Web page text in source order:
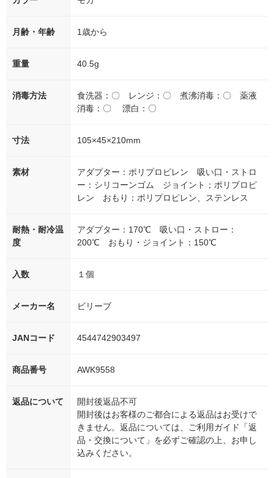
月齢・年齢 1歳から
重量 40.5g
消毒方法
食洗器：〇 レンジ：〇 煮沸消毒：〇 薬液
消毒：〇 漂白：〇
寸法 105×45×210mm
素材
アダプター：ポリプロピレン 吸い口・ストロ
ー：シリコーンゴム ジョイント；ポリプロピ
レン おもり：ポリプロピレン、ステンレス
耐熱・耐冷温
度
アダプター：170℃ 吸い口・ストロー：
200℃ おもり・ジョイント：150℃
入数 １個
メーカー名 ビリーブ
JANコード 4544742903497
商品番号 AWK9558
返品について
開封後返品不可
開封後はお客様のご都合による返品はお受けで
きません。返品については、ご利用ガイド「返
品・交換について」を必ずご確認の上、お申し
込みください。